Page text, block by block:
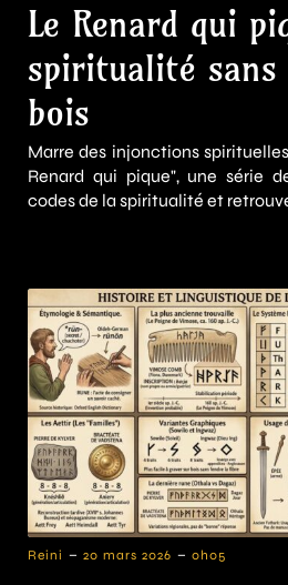
Le Renard qui
spiritualité sans
bois
Marre des injonctions
Renard qui pique", une série
codes de la spiritualité et
Reini - 20 mars 2026 - 0h05